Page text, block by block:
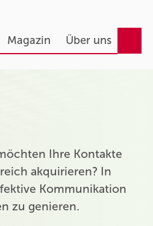
Magazin Über uns
Ihre Kontakte
akquirieren? In
Kommunikation
zu genieren.